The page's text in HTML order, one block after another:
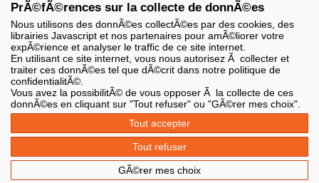
handicap, le sport-durable avec des valeurs incontournables : la
solidarité, le fair-play, la laïcité et la citoyenneté.
LES SITES DE L'UFOLEP
> Grand public
> Extranet
> Ufoweb
> Communication Asso
> Inscriptions événements
> Secourisme Ufolep
PrÃ©fÃ©rences sur la collecte de donnÃ©es
Nous utilisons des donnÃ©es collectÃ©es par des cookies, des
librairies Javascript et nos partenaires pour amÃ©liorer votre
expÃ©rience et analyser le traffic de ce site internet.
En utilisant ce site internet, vous nous autorisez Ã collecter et
traiter ces donnÃ©es tel que dÃ©crit dans notre politique de
confidentialitÃ©.
Vous avez la possibilitÃ© de vous opposer Ã la collecte de ces
donnÃ©es en cliquant sur "Tout refuser" ou "GÃ©rer mes choix".
Tout accepter
Tout refuser
GÃ©rer mes choix